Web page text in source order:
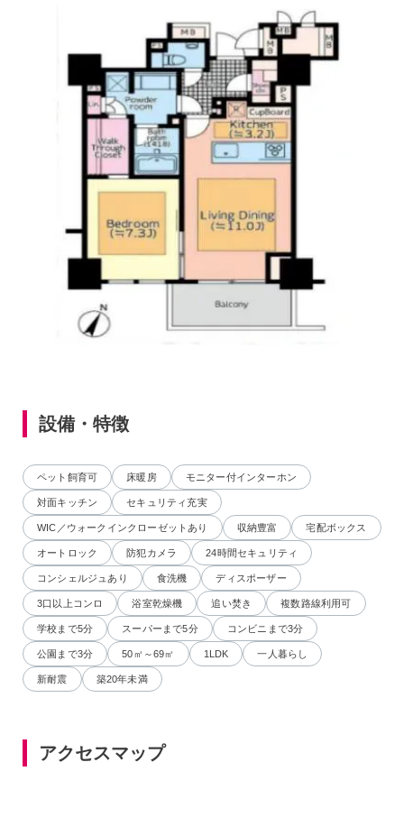
設備・特徴
ペット飼育可 床暖房 モニター付インターホン
対面キッチン セキュリティ充実
WIC／ウォークインクローゼットあり 収納豊富 宅配ボックス
オートロック 防犯カメラ 24時間セキュリティ
コンシェルジュあり 食洗機 ディスポーザー
3口以上コンロ 浴室乾燥機 追い焚き 複数路線利用可
学校まで5分 スーパーまで5分 コンビニまで3分
公園まで3分 50㎡～69㎡ 1LDK 一人暮らし
新耐震 築20年未満
アクセスマップ